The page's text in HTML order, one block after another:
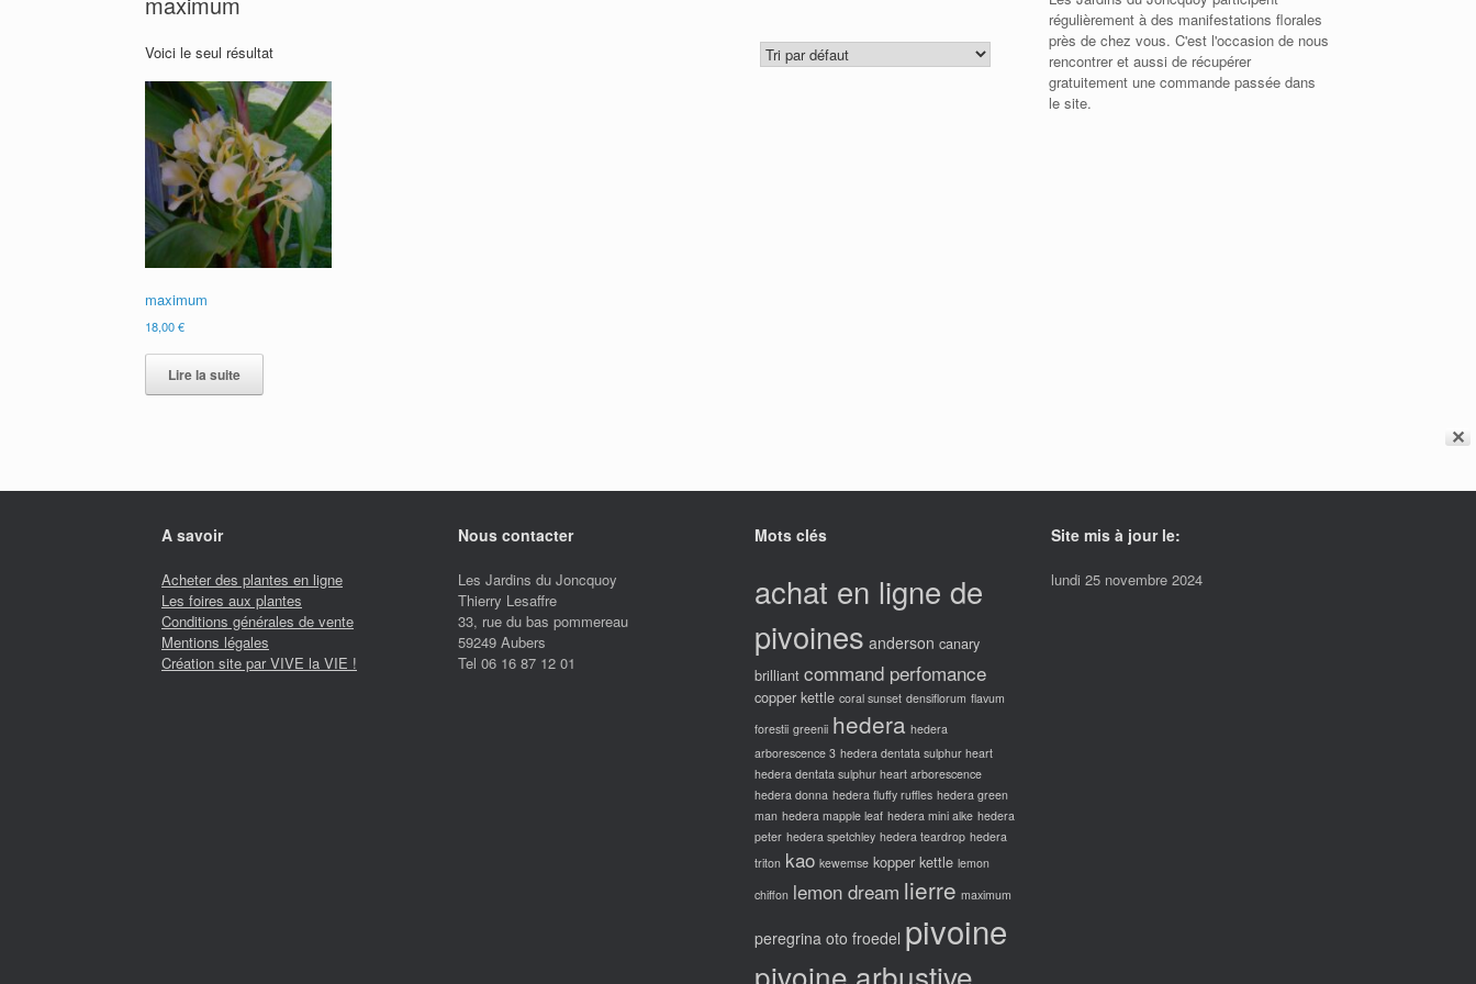
✕
Voici le seul résultat
maximum
18,00€
Lire la suite
régulièrement à des manifestations florales
près de chez vous. C'est l'occasion de nous
rencontrer et aussi de récupérer
gratuitement une commande passée dans
le site.
A savoir
Acheter des plantes en ligne
Les foires aux plantes
Conditions générales de vente
Mentions légales
Création site par VIVE la VIE !
Nous contacter
Les Jardins du Joncquoy
Thierry Lesaffre
33, rue du bas pommereau
59249 Aubers
Tel 06 16 87 12 01
Mots clés
achat en ligne de
pivoines anderson canary
brilliant command perfomance
copper kettle coral sunset densiflorum flavum
forestii greenii hedera hedera
arborescence 3 hedera dentata sulphur heart
hedera dentata sulphur heart arborescence
hedera donna hedera fluffy ruffles hedera green
man hedera mapple leaf hedera mini alke hedera
peter hedera spetchley hedera teardrop hedera
triton kao kewemse kopper kettle lemon
chiffon lemon dream lierre maximum
peregrina oto froedel pivoine
Site mis à jour le:
lundi 25 novembre 2024